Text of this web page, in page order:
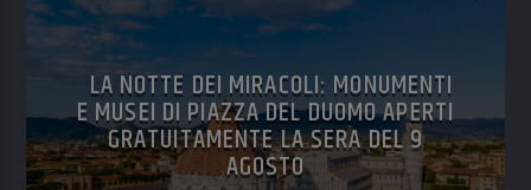
LA NOTTE DEI MIRACOLI: MONUMENTI
E MUSEI DI PIAZZA DEL DUOMO APERTI
GRATUITAMENTE LA SERA DEL 9
AGOSTO